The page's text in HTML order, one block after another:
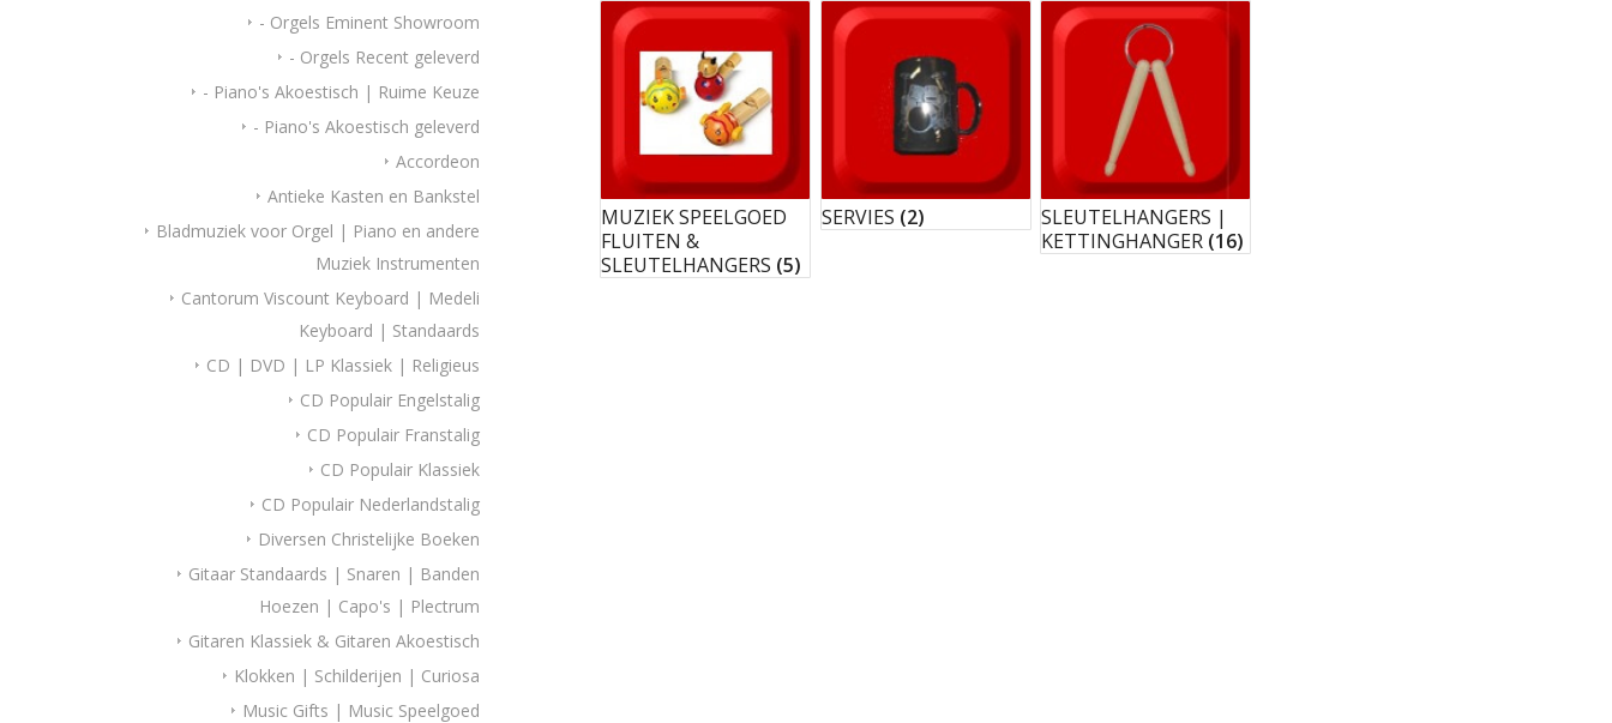
MUZIEK SPEELGOED
FLUITEN &
SLEUTELHANGERS (5)
SERVIES (2)
SLEUTELHANGERS |
KETTINGHANGER (16)
- Orgels Eminent Showroom
- Orgels Recent geleverd
- Piano's Akoestisch | Ruime Keuze
- Piano's Akoestisch geleverd
Accordeon
Antieke Kasten en Bankstel
Bladmuziek voor Orgel | Piano en andere
Muziek Instrumenten
Cantorum Viscount Keyboard | Medeli
Keyboard | Standaards
CD | DVD | LP Klassiek | Religieus
CD Populair Engelstalig
CD Populair Franstalig
CD Populair Klassiek
CD Populair Nederlandstalig
Diversen Christelijke Boeken
Gitaar Standaards | Snaren | Banden
Hoezen | Capo's | Plectrum
Gitaren Klassiek & Gitaren Akoestisch
Klokken | Schilderijen | Curiosa
Music Gifts | Music Speelgoed